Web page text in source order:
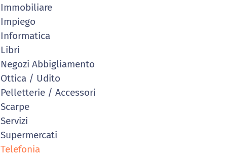
Immobiliare
Impiego
Informatica
Libri
Negozi Abbigliamento
Ottica / Udito
Pelletterie / Accessori
Scarpe
Servizi
Supermercati
Telefonia